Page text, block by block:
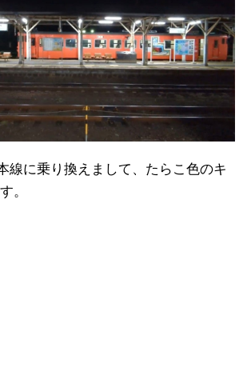
線に乗り換えまして、たらこ色のキ
。